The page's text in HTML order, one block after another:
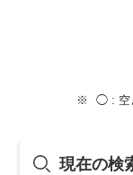
◯ : 空
現在の検